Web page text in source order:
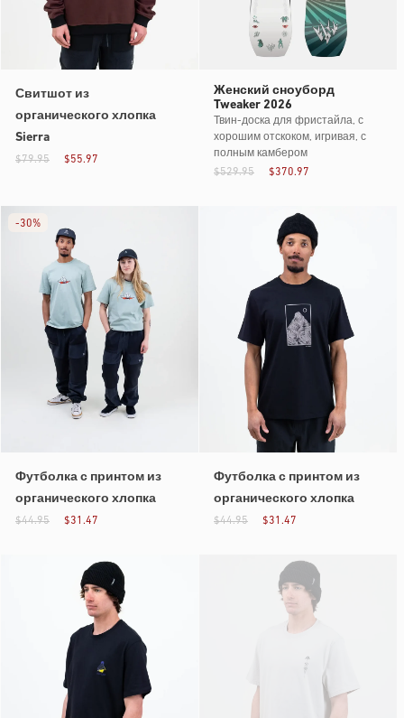
Свитшот из
органического хлопка
Sierra
$55.97
$79.95
Женский сноуборд
Tweaker 2026
Твин-доска для фристайла, с
хорошим отскоком, игривая, с
полным камбером
$370.97
$529.95
Футболка с принтом из
органического хлопка
$31.47
$44.95
-30%
Футболка с принтом из
органического хлопка
$31.47
$44.95